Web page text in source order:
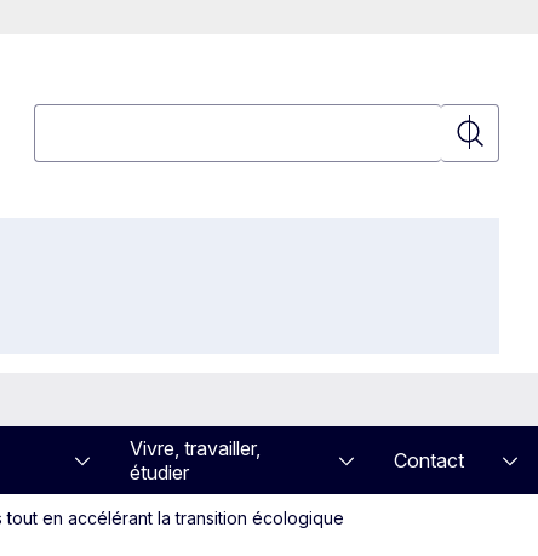
Vivre, travailler,
étudier
Contact
en accélérant la transition écologique